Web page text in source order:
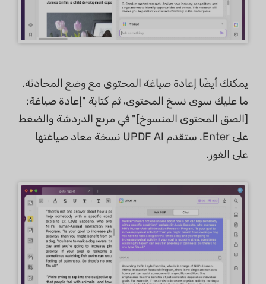
يمكنك أيضًا إعادة صياغة المحتوى مع وضع المحادثة.
ما عليك سوى نسخ المحتوى، ثم كتابة "إعادة صياغة:
[الصق المحتوى المنسوخ]" في مربع الدردشة والضغط
على Enter. ستقدم UPDF AI نسخة معاد صياغتها
على الفور.